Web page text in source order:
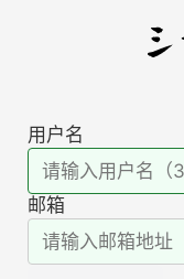
用户名
邮箱